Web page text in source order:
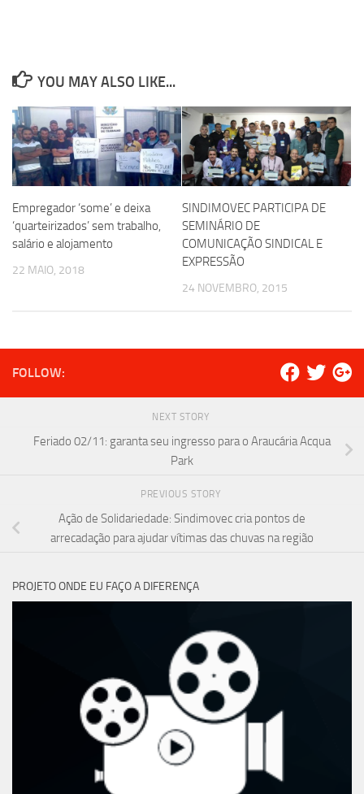
YOU MAY ALSO LIKE...
Empregador ‘some’ e deixa
‘quarteirizados’ sem trabalho,
salário e alojamento
22 MAIO, 2018
SINDIMOVEC PARTICIPA DE
SEMINÁRIO DE
COMUNICAÇÃO SINDICAL E
EXPRESSÃO
24 NOVEMBRO, 2015
FOLLOW:
NEXT STORY
Feriado 02/11: garanta seu ingresso para o Araucária Acqua
Park
PREVIOUS STORY
Ação de Solidariedade: Sindimovec cria pontos de
arrecadação para ajudar vítimas das chuvas na região
PROJETO ONDE EU FAÇO A DIFERENÇA